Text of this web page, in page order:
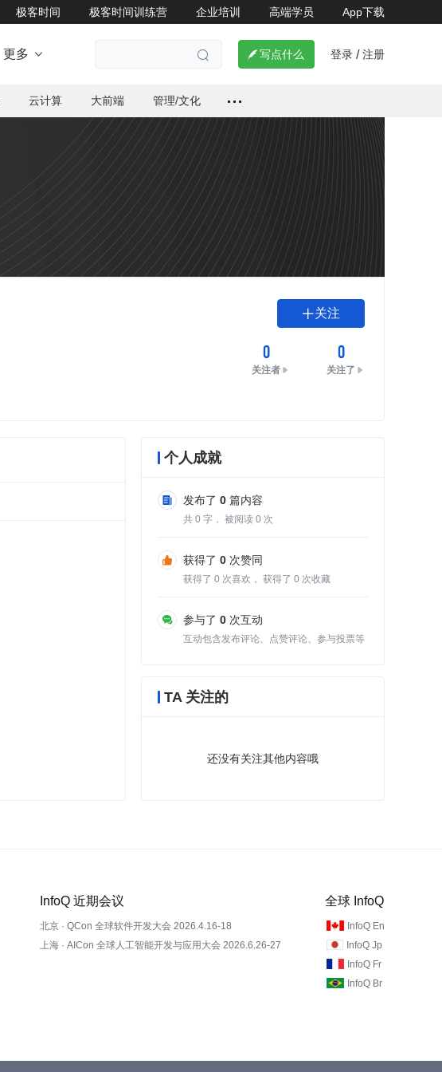
极客时间 极客时间训练营 企业培训 高端学员 App下载
更多    写点什么 登录 / 注册
云计算 大前端 管理/文化
关注
0
关注者
0
关注了
个人成就
发布了 0 篇内容
共 0 字， 被阅读 0 次
获得了 0 次赞同
获得了 0 次喜欢， 获得了 0 次收藏
参与了 0 次互动
互动包含发布评论、点赞评论、参与投票等
TA 关注的
还没有关注其他内容哦
InfoQ 近期会议
北京 · QCon 全球软件开发大会 2026.4.16-18
上海 · AICon 全球人工智能开发与应用大会 2026.6.26-27
全球 InfoQ
InfoQ En
InfoQ Jp
InfoQ Fr
InfoQ Br